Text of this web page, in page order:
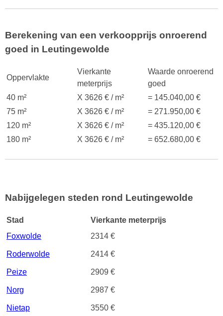
Berekening van een verkoopprijs onroerend
goed in Leutingewolde
Oppervlakte
Vierkante
meterprijs
Waarde onroerend
goed
40 m²
X 3626 € / m²
= 145.040,00 €
75 m²
X 3626 € / m²
= 271.950,00 €
120 m²
X 3626 € / m²
= 435.120,00 €
180 m²
X 3626 € / m² = 652.680,00 €
Nabijgelegen steden rond Leutingewolde
Stad
Vierkante meterprijs
Foxwolde
2314 €
Roderwolde 2414 €
Peize 2909 €
Norg 2987 €
Nietap 3550 €